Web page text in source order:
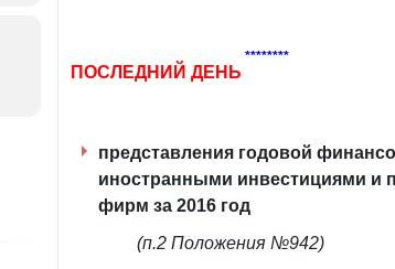
ПОСЛЕДНИЙ ДЕНЬ
********
представления годовой
иностранными инвестициями и
фирм за 2016 год
(п.2 Положения №942)